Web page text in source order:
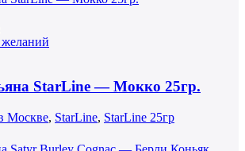
желаний
StarLine — Мокко 25гр.
Москве, StarLine, StarLine 25гр